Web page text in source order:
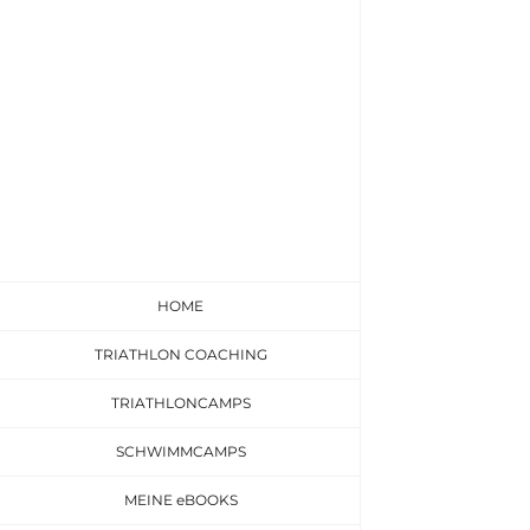
HOME
TRIATHLON COACHING
TRIATHLONCAMPS
SCHWIMMCAMPS
MEINE eBOOKS